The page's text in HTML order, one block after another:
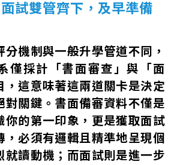
試雙管齊下，及早準備
分機制與一般升學管道不同，
僅採計「書面審查」與「面
，這意味著這兩道關卡是決定
對關鍵。書面備審資料不僅是
你的第一印象，更是獲取面試
，必須有邏輯且精準地呈現個
就讀動機；而面試則是進一步